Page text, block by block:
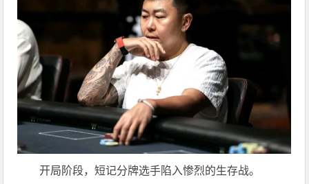
开局阶段，短记分牌选手陷入惨烈的生存战。